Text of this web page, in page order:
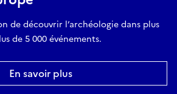
de découvrir l’archéologie dans plus
de 5 000 événements.
En savoir plus